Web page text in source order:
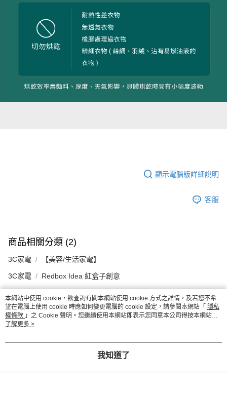
顯示電腦版詳細說明
客服
商品相關分類 (2)
3C家電 【美容/生活家電】
3C家電 Redbox Idea 紅盒子創意
評價
喜歡這個商品嗎？購買後給他一個好評吧
本網站中使用 cookie，欲查詢有關本網站使用 cookie 方式之詳情，及若您不希
望在電腦上使用 cookie 時應如何變更電腦的 cookie 設定，請參閱本網站「 隱私
權條款 」之 Cookie 聲明。您繼續使用本網站即表示您同意本公司得按本網站使
用條款之 Cookie 聲明使用 cookie。
了解更多 >
我知道了